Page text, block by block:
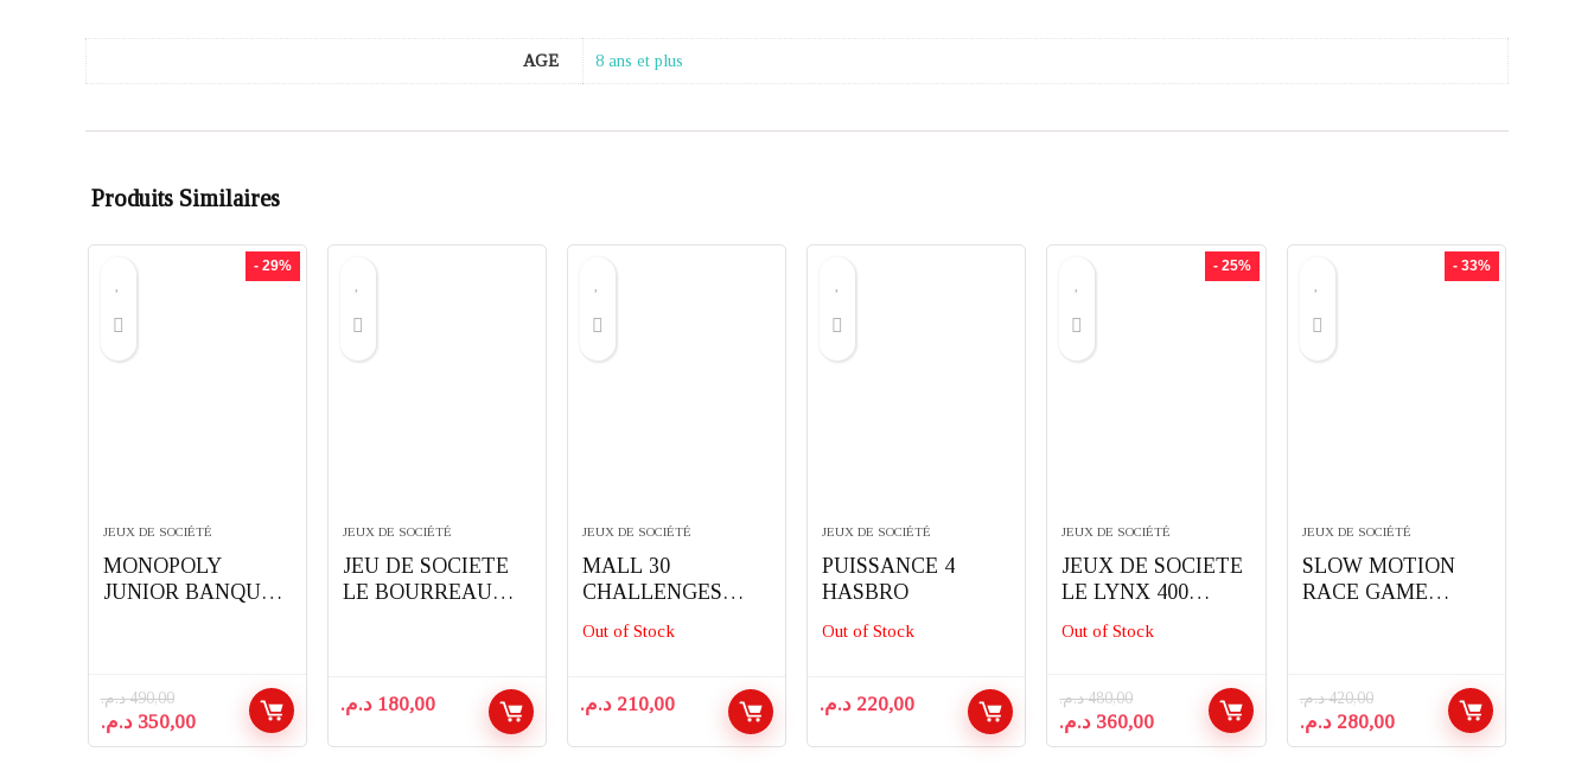
AGE 8 ans et plus
Produits Similaires
- 29%
JEUX DE SOCIÉTÉ
MONOPOLY
JUNIOR BANQUE
490,00 د.م.
Le
prix
350,00 د.م.
Le
prix
JEUX DE SOCIÉTÉ
JEU DE SOCIETE
LE BOURREAU
180,00 د.م.
JEUX DE SOCIÉTÉ
MALL 30
CHALLENGES
CAYRO
Out of Stock
210,00 د.م.
JEUX DE SOCIÉTÉ
PUISSANCE 4
HASBRO
Out of Stock
220,00 د.م.
- 25%
JEUX DE SOCIÉTÉ
JEUX DE SOCIETE
LE LYNX 400
IMAGES EDUCA
Out of Stock
480,00 د.م.
Le
prix
360,00 د.م.
Le
prix
- 33%
JEUX DE SOCIÉTÉ
SLOW MOTION
RACE GAME
420,00 د.م.
Le
prix
280,00 د.م.
Le
prix